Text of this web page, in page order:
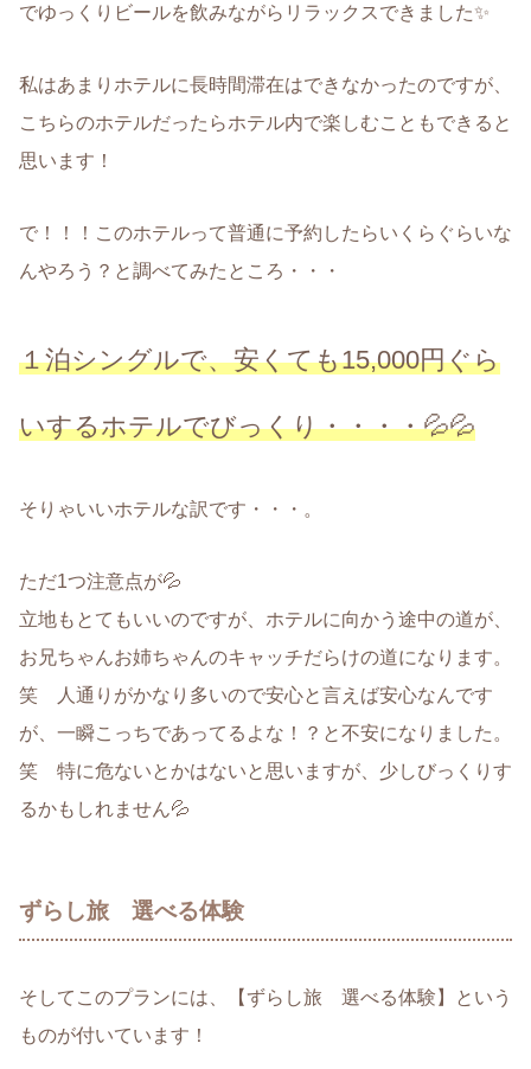
でゆっくりビールを飲みながらリラックスできました✨
私はあまりホテルに長時間滞在はできなかったのですが、
こちらのホテルだったらホテル内で楽しむこともできると
思います！
で！！！このホテルって普通に予約したらいくらぐらいな
んやろう？と調べてみたところ・・・
１泊シングルで、安くても15,000円ぐら
いするホテルでびっくり・・・・💦💦
そりゃいいホテルな訳です・・・。
ただ1つ注意点が💦
立地もとてもいいのですが、ホテルに向かう途中の道が、
お兄ちゃんお姉ちゃんのキャッチだらけの道になります。
笑 人通りがかなり多いので安心と言えば安心なんです
が、一瞬こっちであってるよな！？と不安になりました。
笑 特に危ないとかはないと思いますが、少しびっくりす
るかもしれません💦
ずらし旅 選べる体験
そしてこのプランには、【ずらし旅 選べる体験】という
ものが付いています！